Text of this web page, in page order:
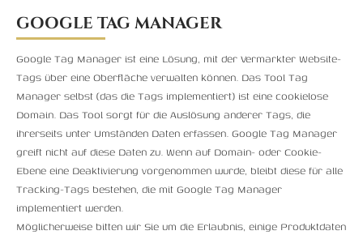
GOOGLE TAG MANAGER
Google Tag Manager ist eine Lösung, mit der Vermarkter Website-
Tags über eine Oberfläche verwalten können. Das Tool Tag
Manager selbst (das die Tags implementiert) ist eine cookielose
Domain. Das Tool sorgt für die Auslösung anderer Tags, die
ihrerseits unter Umständen Daten erfassen. Google Tag Manager
greift nicht auf diese Daten zu. Wenn auf Domain- oder Cookie-
Ebene eine Deaktivierung vorgenommen wurde, bleibt diese für alle
Tracking-Tags bestehen, die mit Google Tag Manager
implementiert werden.
Möglicherweise bitten wir Sie um die Erlaubnis, einige Produktdaten